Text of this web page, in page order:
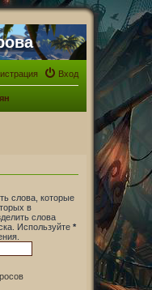
Вход
слова, которые
в
слова
Используйте *